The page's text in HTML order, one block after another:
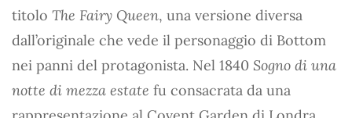
titolo The Fairy Queen, una versione diversa
dall’originale che vede il personaggio di Bottom
nei panni del protagonista. Nel 1840 Sogno di una
notte di mezza estate fu consacrata da una